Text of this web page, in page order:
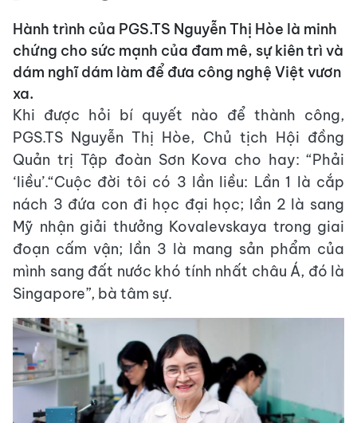
Hành trình của PGS.TS Nguyễn Thị Hòe là minh
chứng cho sức mạnh của đam mê, sự kiên trì và
dám nghĩ dám làm để đưa công nghệ Việt vươn
xa.
Khi được hỏi bí quyết nào để thành công,
PGS.TS Nguyễn Thị Hòe, Chủ tịch Hội đồng
Quản trị Tập đoàn Sơn Kova cho hay: “Phải
‘liều’.“Cuộc đời tôi có 3 lần liều: Lần 1 là cắp
nách 3 đứa con đi học đại học; lần 2 là sang
Mỹ nhận giải thưởng Kovalevskaya trong giai
đoạn cấm vận; lần 3 là mang sản phẩm của
mình sang đất nước khó tính nhất châu Á, đó là
Singapore”, bà tâm sự.